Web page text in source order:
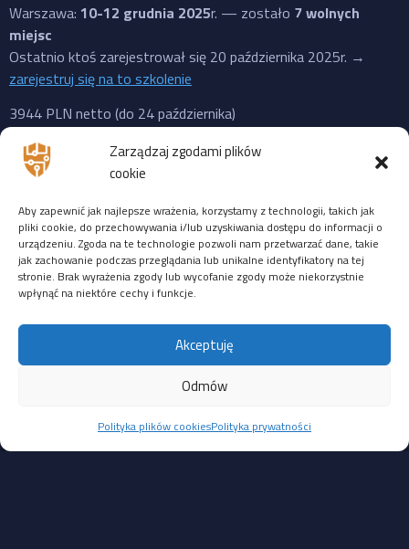
Zarządzaj zgodami plików
cookie
Aby zapewnić jak najlepsze wrażenia, korzystamy z technologii, takich jak
pliki cookie, do przechowywania i/lub uzyskiwania dostępu do informacji o
urządzeniu. Zgoda na te technologie pozwoli nam przetwarzać dane, takie
jak zachowanie podczas przeglądania lub unikalne identyfikatory na tej
stronie. Brak wyrażenia zgody lub wycofanie zgody może niekorzystnie
wpłynąć na niektóre cechy i funkcje.
Akceptuję
Odmów
Polityka plików cookiesPolityka prywatności
Warszawa: 10-12 grudnia 2025r. — zostało 7 wolnych
miejsc
Ostatnio ktoś zarejestrował się 20 października 2025r. →
zarejestruj się na to szkolenie
3944 PLN netto (do 24 października)
4444 PLN netto (od 25 października)
ZDALNIE
14-16 stycznia 2026
Ostatnio ktoś zarejestrował się 08 października 2025r. →
zarejestruj się na to szkolenie
3944 PLN netto (do 7 listopada)
4444 PLN netto (od 8 listopada)
Pozostałe dziury są mniej straszne i wymagają interakcji
z administratorem lub lokalnego dostępu:
CVE-2025-39245: luka typu CSV Injection w module HikCentral
po zaimportowaniu złośliwego pliku CSV. Wymaga interakcji
użytkownika; CVSS 4.7